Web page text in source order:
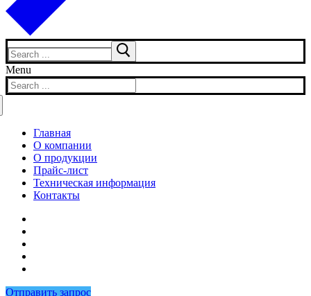
Search
for:
Menu
Search
for:
Главная
О компании
О продукции
Прайс-лист
Техническая информация
Контакты
Отправить запрос